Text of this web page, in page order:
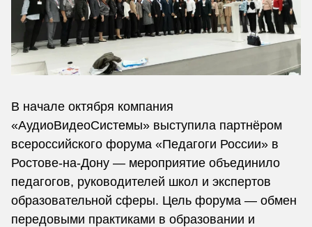
В начале октября компания
«АудиоВидеоСистемы» выступила партнёром
всероссийского форума «Педагоги России» в
Ростове-на-Дону — мероприятие объединило
педагогов, руководителей школ и экспертов
образовательной сферы. Цель форума — обмен
передовыми практиками в образовании и